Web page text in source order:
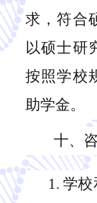
求，符合
以硕士研
按照学校
助学金。
十、
1. 学校